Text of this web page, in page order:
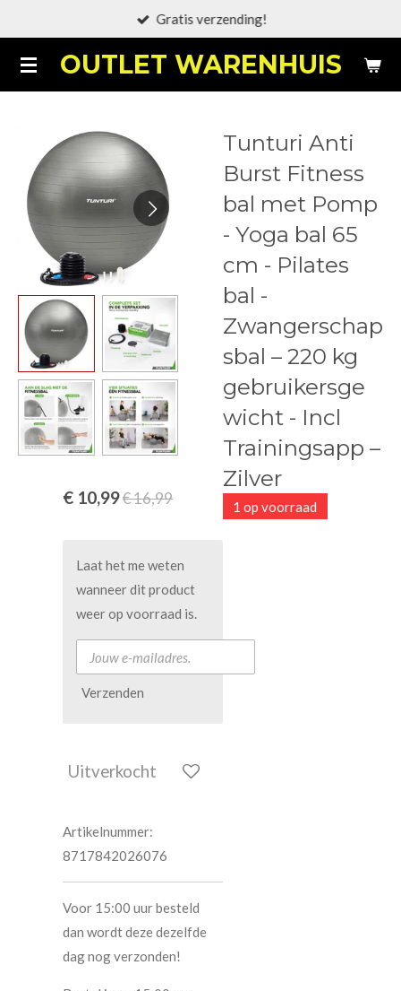
naar
de
OUTLET WARENHUIS
Gratis verzending!
Tunturi Anti
Burst Fitness
bal met Pomp
- Yoga bal 65
cm - Pilates
bal -
Zwangerschap
sbal – 220 kg
gebruikersge
wicht - Incl
Trainingsapp –
Zilver
1 op voorraad
€ 10,99€ 16,99
Laat het me weten
wanneer dit product
weer op voorraad is.
Verzenden
Uitverkocht
Artikelnummer:
8717842026076
Voor 15:00 uur besteld
dan wordt deze dezelfde
dag nog verzonden!